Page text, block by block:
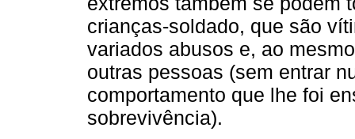
crianças-soldado, que são
variados abusos e, ao
outras pessoas (sem entrar
comportamento que lhe foi
sobrevivência).